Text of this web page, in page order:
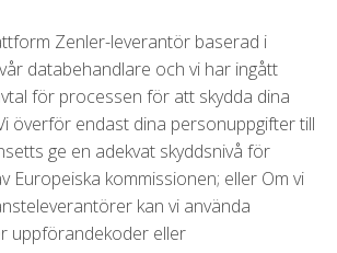
Zenler-leverantör baserad i
databehandlare och vi har ingått
för processen för att skydda dina
överför endast dina personuppgifter till
ge en adekvat skyddsnivå för
Europeiska kommissionen; eller Om vi
kan vi använda
uppförandekoder eller